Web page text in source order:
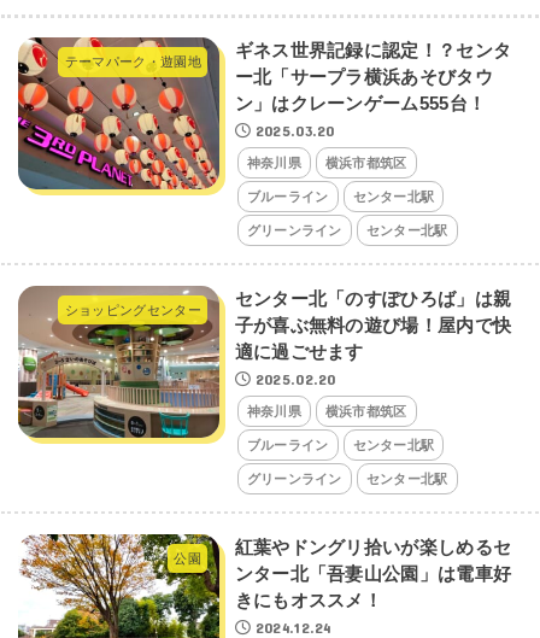
テーマパーク・遊園地
ギネス世界記録に認定！？センタ
ー北「サープラ横浜あそびタウ
ン」はクレーンゲーム555台！
2025.03.20
神奈川県 横浜市都筑区
ブルーライン センター北駅
グリーンライン センター北駅
ショッピングセンター
センター北「のすぽひろば」は親
子が喜ぶ無料の遊び場！屋内で快
適に過ごせます
2025.02.20
神奈川県 横浜市都筑区
ブルーライン センター北駅
グリーンライン センター北駅
公園
紅葉やドングリ拾いが楽しめるセ
ンター北「吾妻山公園」は電車好
きにもオススメ！
2024.12.24